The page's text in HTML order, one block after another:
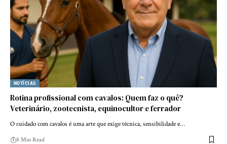
NOTÍCIAS
Rotina profissional com cavalos: Quem faz o quê?
Veterinário, zootecnista, equinocultor e ferrador
O cuidado com cavalos é uma arte que exige técnica, sensibilidade e…
8 Min Read